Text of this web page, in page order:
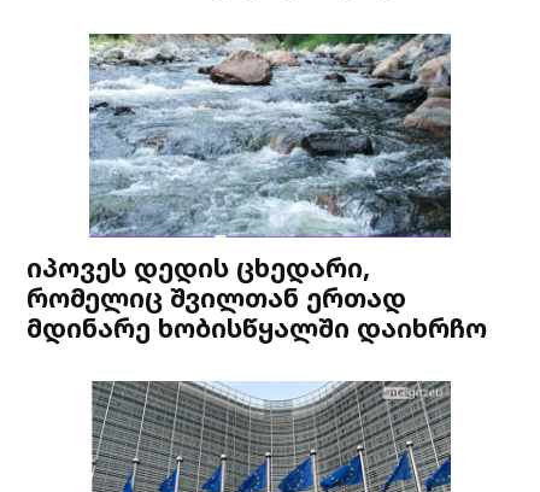
იპოვეს დედის ცხედარი,
რომელიც შვილთან ერთად
მდინარე ხობისწყალში დაიხრჩო